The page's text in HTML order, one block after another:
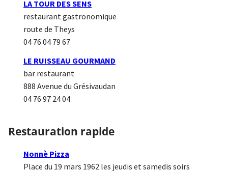
LA TOUR DES SENS
restaurant gastronomique
route de Theys
04 76 04 79 67
LE RUISSEAU GOURMAND
bar restaurant
888 Avenue du Grésivaudan
04 76 97 24 04
Restauration rapide
Nonnè Pizza
Place du 19 mars 1962 les jeudis et samedis soirs